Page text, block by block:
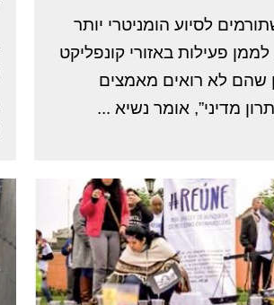
לסיוע הומניטרי יותר
לממן פעילות באזורי קונפליקט
שהם לא רואים מאמצים
מדיני”, אומר נשיא ...